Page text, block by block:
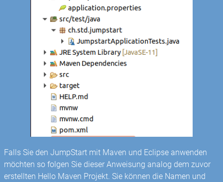
Falls Sie den JumpStart mit Maven und Eclipse anwenden
möchten so folgen Sie dieser Anweisung analog dem zuvor
erstellten Hello Maven Projekt. Sie können die Namen und